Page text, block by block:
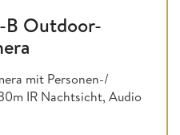
B Outdoor-
mit Personen-/
IR Nachtsicht, Audio